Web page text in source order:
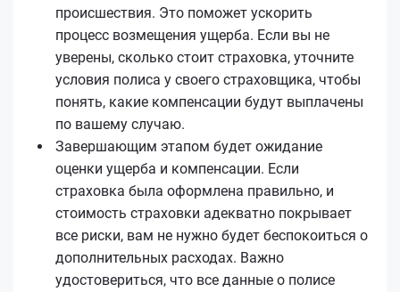
происшествия. Это поможет ускорить
процесс возмещения ущерба. Если вы не
уверены, сколько стоит страховка, уточните
условия полиса у своего страховщика, чтобы
понять, какие компенсации будут выплачены
по вашему случаю.
Завершающим этапом будет ожидание
оценки ущерба и компенсации. Если
страховка была оформлена правильно, и
стоимость страховки адекватно покрывает
все риски, вам не нужно будет беспокоиться о
дополнительных расходах. Важно
удостовериться, что все данные о полисе